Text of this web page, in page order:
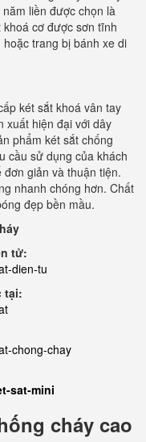
liền được chọn là
cơ được sơn tĩnh
trang bị bánh xe di
két sắt khoá vân tay
xuất hiện đại với dây
phẩm két sắt chống
cầu sử dụng của khách
giản và thuận tiện.
nhanh chóng hơn. Chất
đẹp bền mầu.
tử:
dien-tu
tại:
chong-chay
sat-mini
cháy cao